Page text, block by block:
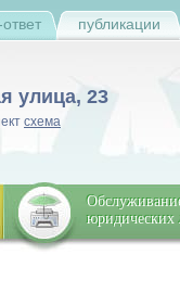
публикации
улица, 23
схема
юридических